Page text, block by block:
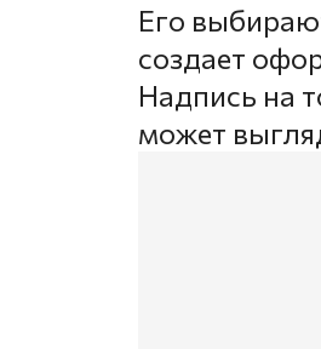
Его
создает
Надпись на
может